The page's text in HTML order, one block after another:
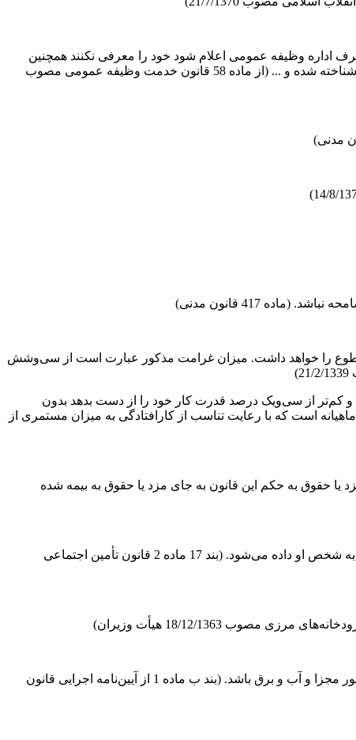
اداره وظیفه عمومی اعلام ‌شود خود را معرفی نکنند همچنین
شمولانی که معافیت‌های موقت دریافت داشته‌اند و پس از انقضا مدت اعتبار ظرف یک ماه برای تجدید رسیدگی خود را معرفی نکنند، غایب شناخته شده و ... (از ماده 58 قانون خدمت وظیفه عمومی مصوب
417 قانون مدنی)
مقطوع را خواهد داشت. میزان غرامت مذکور عبارت است از سی‌وشش
در اثر حادثه ناشی از کار یا بیماری حرفه‌ای با توجه به بند 2 ماده 56 بیش از ده درصد و کم‌تر از سی‌ویک درصد قدرت کار خود را از دست بدهد بدون
است که با رعایت تناسب از کارافتادگی به میزان مستمری از
یا حقوق به حکم این قانون به جای مزد یا حقوق به بیمه شده
غرامت مقطوع نقص عضو مبلغی است که به طور یکجا برای جبران نقص عضو یا جبران تقلیل درآمد بیمه شده به شخص او داده می‌شود. (بند 17 ماده 2 قانون تأمین اجتماعی
مکان مستقلی است که به وسیله مصالح ساختمانی از قبیل آهن، آجر، سیمان، سنگ، آهک، خشت، گل و چوب بنا شده، دارای محل عبور مجزا و آب و برق باشد. (بند ب ماده 1 از آیین‌نامه اجرایی قانون